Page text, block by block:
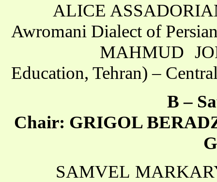
ALICE ASSADORIAN
Awromani Dialect of
MAHMUD
Education, Tehran) –
B –
Chair: GRIGOL
SAMVEL